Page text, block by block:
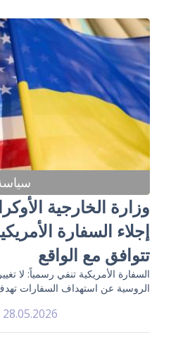
وزارة الخارجية
إجلاء السفارة
تتوافق مع الواقع
السفارة الأمريكية تنفي رسمياً: لا
الروسية عن استهداف السفارات
28.05.2026 - 13:55